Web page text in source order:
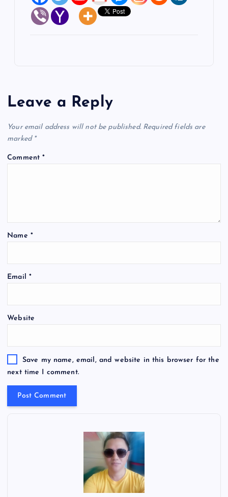
Leave a Reply
Your email address will not be published. Required fields are
marked *
Comment*
Name *
Email *
Website
Save my name, email, and website in this browser for the
next time I comment.